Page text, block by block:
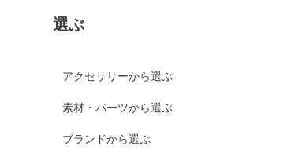
選ぶ
アクセサリーから選ぶ
素材・パーツから選ぶ
ブランドから選ぶ